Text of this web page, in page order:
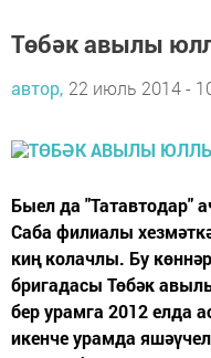
Төбәк авылы
автор, 22 июль 2014 -
Быел да "Татавтодар"
Саба филиалы
киң колачлы. Бу
бригадасы Төбәк
бер урамга 2012 елда
икенче урамда